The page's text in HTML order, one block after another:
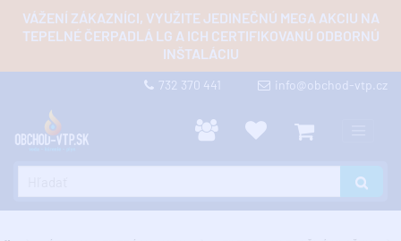
VÁŽENÍ ZÁKAZNÍCI, VYUŽITE JEDINEČNÚ MEGA AKCIU NA
TEPELNÉ ČERPADLÁ LG A ICH CERTIFIKOVANÚ ODBORNÚ
INŠTALÁCIU
732 370 441 info@obchod-vtp.cz